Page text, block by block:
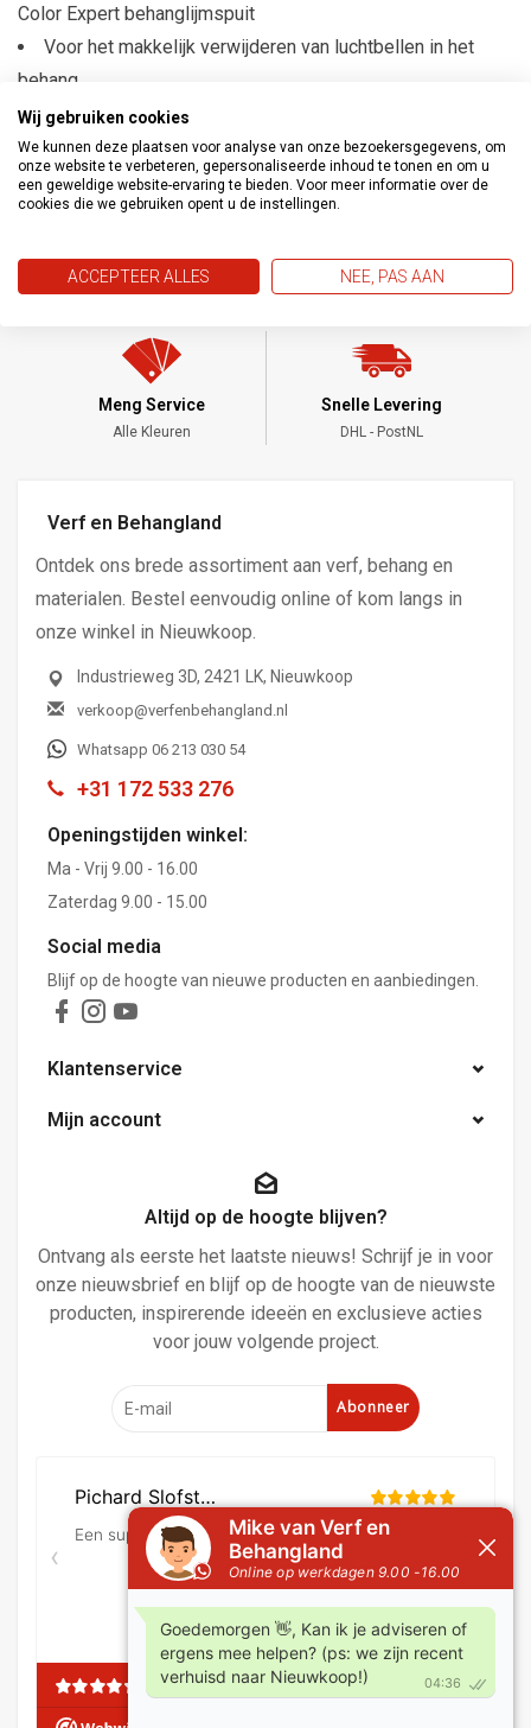
Color Expert behanglijmspuit
Voor het makkelijk verwijderen van luchtbellen in het
behang
Inhoud 20 ml
Inclusief 1 naald
Meng Service
Alle Kleuren
Snelle Levering
DHL - PostNL
Verf en Behangland
Ontdek ons brede assortiment aan verf, behang en
materialen. Bestel eenvoudig online of kom langs in
onze winkel in Nieuwkoop.
Industrieweg 3D, 2421 LK, Nieuwkoop
verkoop@verfenbehangland.nl
Whatsapp 06 213 030 54
+31 172 533 276
Openingstijden winkel:
Ma - Vrij 9.00 - 16.00
Zaterdag 9.00 - 15.00
Social media
Blijf op de hoogte van nieuwe producten en aanbiedingen.
Klantenservice
Mijn account
Altijd op de hoogte blijven?
Ontvang als eerste het laatste nieuws! Schrijf je in voor
onze nieuwsbrief en blijf op de hoogte van de nieuwste
producten, inspirerende ideeën en exclusieve acties
voor jouw volgende project.
Abonneer
Wij gebruiken cookies
We kunnen deze plaatsen voor analyse van onze bezoekersgegevens, om
onze website te verbeteren, gepersonaliseerde inhoud te tonen en om u
een geweldige website-ervaring te bieden. Voor meer informatie over de
cookies die we gebruiken opent u de instellingen.
ACCEPTEER ALLES NEE, PAS AAN